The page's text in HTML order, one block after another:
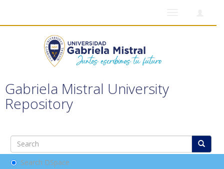
Gabriela Mistral University
Repository
Search DSpace